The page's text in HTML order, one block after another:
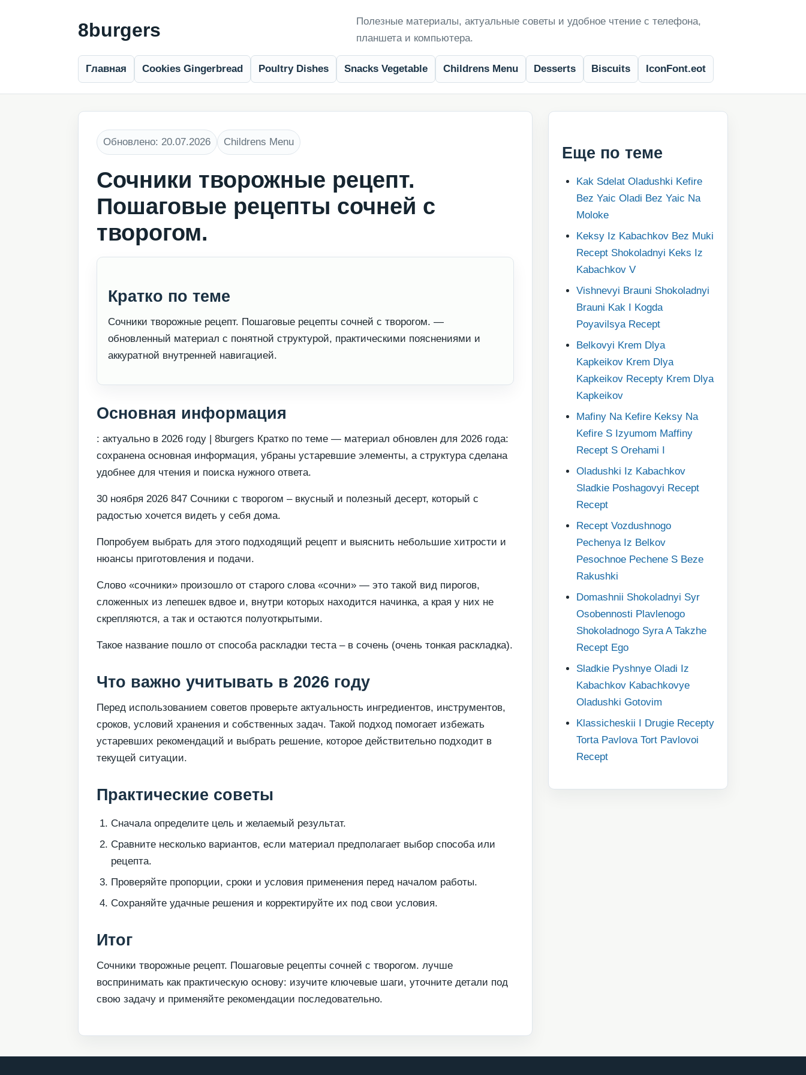
8burgers
Полезные материалы, актуальные советы и удобное чтение с телефона,
планшета и компьютера.
Главная Cookies Gingerbread Poultry Dishes Snacks Vegetable Childrens Menu Desserts Biscuits IconFont.eot
Обновлено: 20.07.2026 Childrens Menu
Сочники творожные рецепт.
Пошаговые рецепты сочней с
творогом.
Кратко по теме
Сочники творожные рецепт. Пошаговые рецепты сочней с творогом. —
обновленный материал с понятной структурой, практическими пояснениями и
аккуратной внутренней навигацией.
Основная информация
: актуально в 2026 году | 8burgers Кратко по теме — материал обновлен для 2026 года:
сохранена основная информация, убраны устаревшие элементы, а структура сделана
удобнее для чтения и поиска нужного ответа.
30 ноября 2026 847 Сочники с творогом – вкусный и полезный десерт, который с
радостью хочется видеть у себя дома.
Попробуем выбрать для этого подходящий рецепт и выяснить небольшие хитрости и
нюансы приготовления и подачи.
Слово «сочники» произошло от старого слова «сочни» — это такой вид пирогов,
сложенных из лепешек вдвое и, внутри которых находится начинка, а края у них не
скрепляются, а так и остаются полуоткрытыми.
Такое название пошло от способа раскладки теста – в сочень (очень тонкая раскладка).
Что важно учитывать в 2026 году
Перед использованием советов проверьте актуальность ингредиентов, инструментов,
сроков, условий хранения и собственных задач. Такой подход помогает избежать
устаревших рекомендаций и выбрать решение, которое действительно подходит в
текущей ситуации.
Практические советы
Сначала определите цель и желаемый результат.
Сравните несколько вариантов, если материал предполагает выбор способа или
рецепта.
Проверяйте пропорции, сроки и условия применения перед началом работы.
Сохраняйте удачные решения и корректируйте их под свои условия.
Итог
Сочники творожные рецепт. Пошаговые рецепты сочней с творогом. лучше
воспринимать как практическую основу: изучите ключевые шаги, уточните детали под
свою задачу и применяйте рекомендации последовательно.
Еще по теме
Kak Sdelat Oladushki Kefire
Bez Yaic Oladi Bez Yaic Na
Moloke
Keksy Iz Kabachkov Bez Muki
Recept Shokoladnyi Keks Iz
Kabachkov V
Vishnevyi Brauni Shokoladnyi
Brauni Kak I Kogda
Poyavilsya Recept
Belkovyi Krem Dlya
Kapkeikov Krem Dlya
Kapkeikov Recepty Krem Dlya
Kapkeikov
Mafiny Na Kefire Keksy Na
Kefire S Izyumom Maffiny
Recept S Orehami I
Oladushki Iz Kabachkov
Sladkie Poshagovyi Recept
Recept
Recept Vozdushnogo
Pechenya Iz Belkov
Pesochnoe Pechene S Beze
Rakushki
Domashnii Shokoladnyi Syr
Osobennosti Plavlenogo
Shokoladnogo Syra A Takzhe
Recept Ego
Sladkie Pyshnye Oladi Iz
Kabachkov Kabachkovye
Oladushki Gotovim
Klassicheskii I Drugie Recepty
Torta Pavlova Tort Pavlovoi
Recept